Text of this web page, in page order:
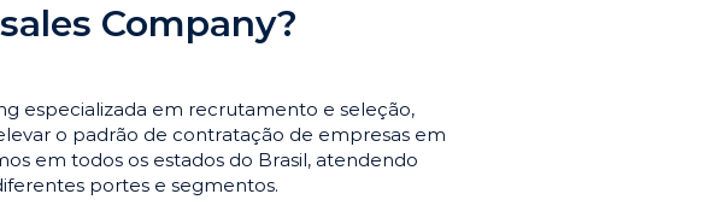
Company?
especializada em recrutamento e seleção,
o padrão de contratação de empresas em
em todos os estados do Brasil, atendendo
portes e segmentos.